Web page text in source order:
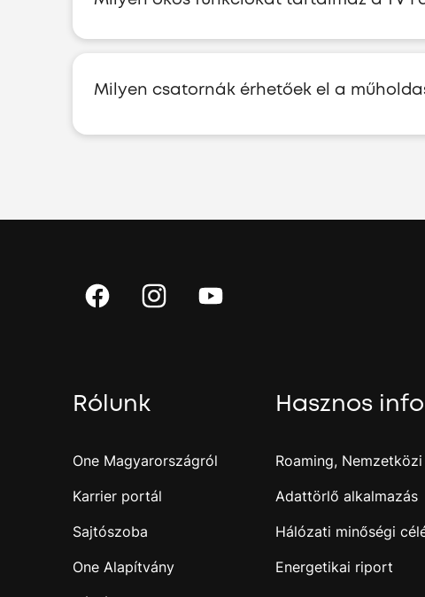
Milyen csatornák érhetőek el a
Rólunk
One Magyarországról
Karrier portál
Sajtószoba
One Alapítvány
Hasznos
Roaming,
Adattörlő alkalmazás
Hálózati minőségi
Energetikai riport